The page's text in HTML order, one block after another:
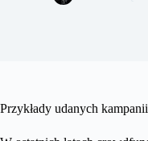
Przykłady udanych